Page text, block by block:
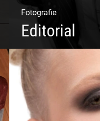
Fotografie
Editorial
Klassische Editorials